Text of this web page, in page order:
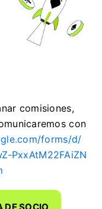
comisiones,
con
forms/d/
PxxAtM22FAiZN